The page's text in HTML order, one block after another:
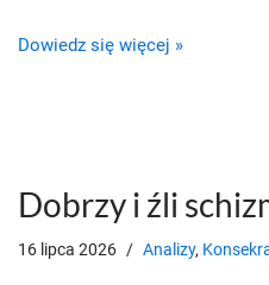
Dowiedz się więcej »
Dobrzy i źli
16 lipca 2026 Analizy,